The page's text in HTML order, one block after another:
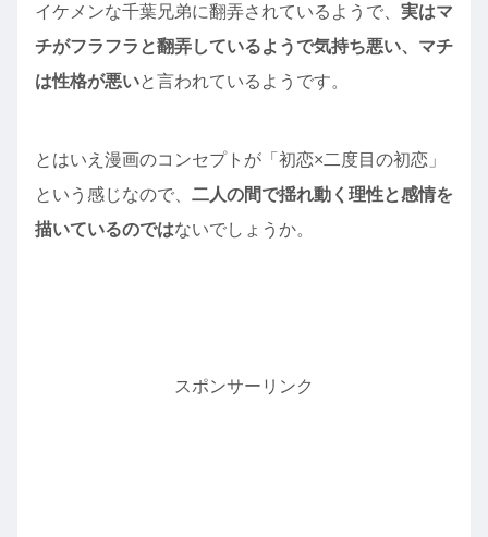
イケメンな千葉兄弟に翻弄されているようで、 実はマ
チがフラフラと翻弄しているようで気持ち悪い、マチ
は性格が悪いと言われているようです。
とはいえ漫画のコンセプトが「初恋×二度目の初恋」
という感じなので、 二人の間で揺れ動く理性と感情を
描いているのではないでしょうか。
スポンサーリンク